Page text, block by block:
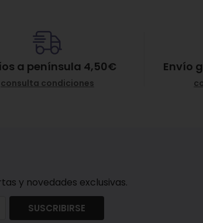
a península 4,50€
consulta condiciones
Envío
y novedades exclusivas.
SUSCRIBIRSE